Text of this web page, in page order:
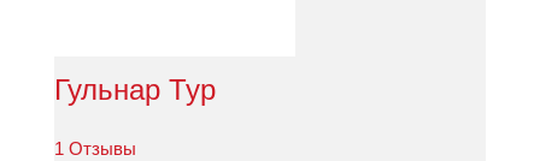
Гульнар Тур
1 Отзывы